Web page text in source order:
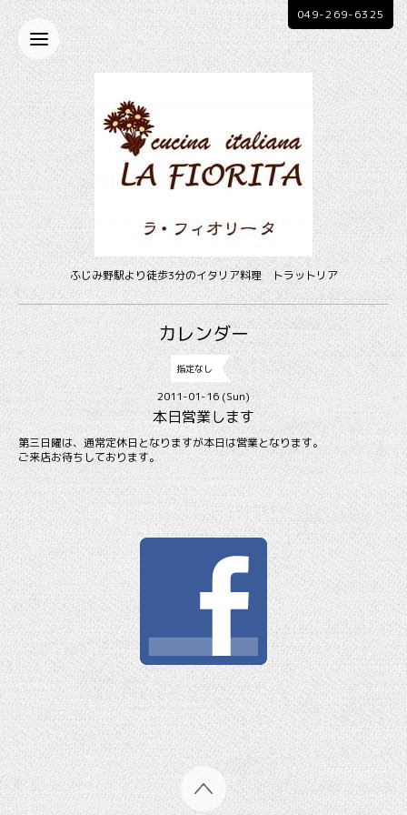
ふじみ野駅より徒歩3分のイタリア料理 トラットリア
049-269-6325
カレンダー
指定なし
2011-01-16 (Sun)
本日営業します
第三日曜は、通常定休日となりますが本日は営業となります。
ご来店お待ちしております。